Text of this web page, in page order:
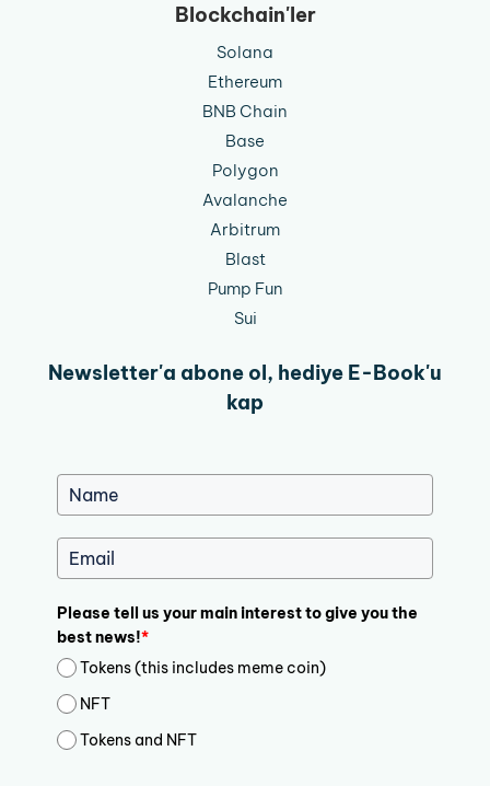
Blockchain'ler
Solana
Ethereum
BNB Chain
Base
Polygon
Avalanche
Arbitrum
Blast
Pump Fun
Sui
Newsletter'a abone ol, hediye E-Book'u
kap
Please tell us your main interest to give you the
best news!*
Tokens (this includes meme coin)
NFT
Tokens and NFT